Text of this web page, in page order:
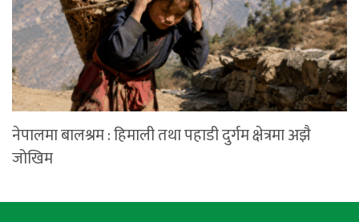
नेपालमा बालश्रम : हिमाली तथा पहाडी दुर्गम क्षेत्रमा अझै
जोखिम